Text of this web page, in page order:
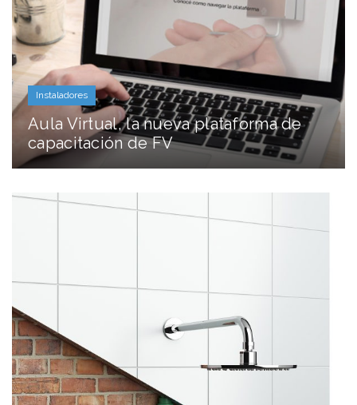
Instaladores
Aula Virtual, la nueva plataforma de
capacitación de FV